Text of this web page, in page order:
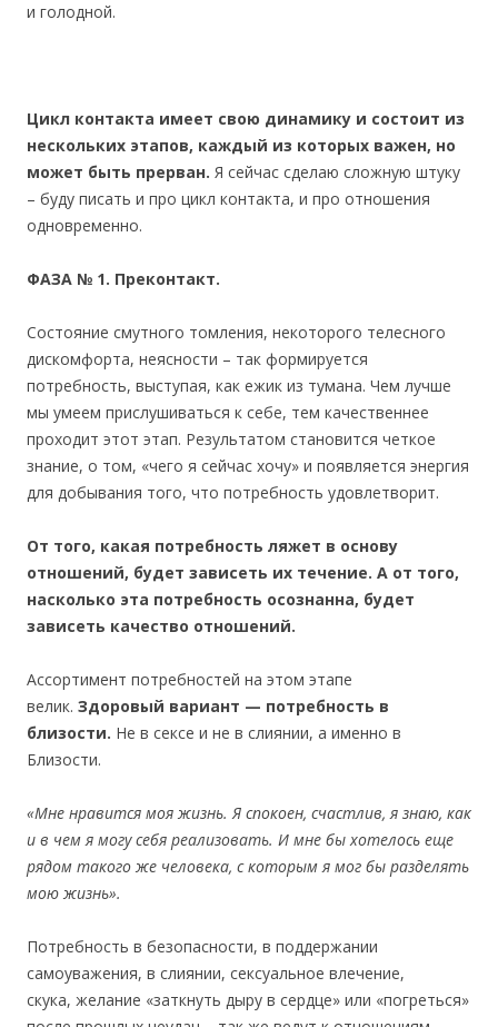
и голодной.
Цикл контакта имеет свою динамику и состоит из
нескольких этапов, каждый из которых важен, но
может быть прерван. Я сейчас сделаю сложную штуку
– буду писать и про цикл контакта, и про отношения
одновременно.
ФАЗА № 1. Преконтакт.
Состояние смутного томления, некоторого телесного
дискомфорта, неясности – так формируется
потребность, выступая, как ежик из тумана. Чем лучше
мы умеем прислушиваться к себе, тем качественнее
проходит этот этап. Результатом становится четкое
знание, о том, «чего я сейчас хочу» и появляется энергия
для добывания того, что потребность удовлетворит.
От того, какая потребность ляжет в основу
отношений, будет зависеть их течение. А от того,
насколько эта потребность осознанна, будет
зависеть качество отношений.
Ассортимент потребностей на этом этапе
велик. Здоровый вариант — потребность в
близости. Не в сексе и не в слиянии, а именно в
Близости.
«Мне нравится моя жизнь. Я спокоен, счастлив, я знаю, как
и в чем я могу себя реализовать. И мне бы хотелось еще
рядом такого же человека, с которым я мог бы разделять
мою жизнь».
Потребность в безопасности, в поддержании
самоуважения, в слиянии, сексуальное влечение,
скука, желание «заткнуть дыру в сердце» или «погреться»